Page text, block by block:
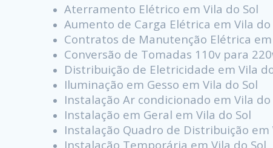
Aterramento Elétrico em Vila do Sol
Aumento de Carga Elétrica em Vila do
Contratos de Manutenção Elétrica em
Conversão de Tomadas 110v para
Distribuição de Eletricidade em Vila
Iluminação em Gesso em Vila do Sol
Instalação Ar condicionado em Vila do
Instalação em Geral em Vila do Sol
Instalação Quadro de Distribuição em
Instalação Temporária em Vila do Sol